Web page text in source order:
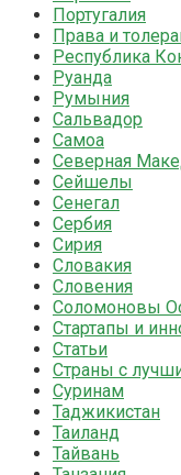
Португалия
Права и
Республика
Руанда
Румыния
Сальвадор
Самоа
Северная
Сейшелы
Сенегал
Сербия
Сирия
Словакия
Словения
Соломоновы
Стартапы и
Статьи
Страны с
Суринам
Таджикистан
Таиланд
Тайвань